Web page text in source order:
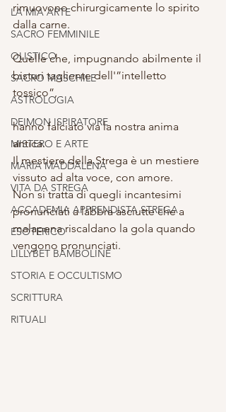
LA MIA ARTE
SACRO FEMMINILE
OLISTICO
SACRO MASCHILE
ASTROLOGIA
DEIMON ISPIRATORE
MISTERO E ARTE
MARIA MADDALENA
VITA DA STREGA
ACCADEMIA APPRENDISTA STREGA
ESOTERICO
LILLYBET BAMBOLINE
STORIA E OCCULTISMO
SCRITTURA
RITUALI
rimuovono chirurgicamente lo spirito
dalla carne.
Quelle che, impugnando abilmente il
bisturi tagliente dell'”intelletto
tossico”,
hanno falciato via la nostra anima
antica.
Il mestiere della Strega è un mestiere
vissuto ad alta voce, con amore.
Non si tratta di quegli incantesimi
pronunciati a labbra asciutte che a
malapena riscaldano la gola quando
vengono pronunciati.